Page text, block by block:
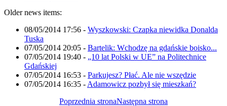
Older news items:
08/05/2014 17:56 - Wyszkowski: Czapka niewidka Donalda
Tuska
07/05/2014 20:05 - Bartelik: Wchodzę na gdańskie boisko...
07/05/2014 19:40 - „10 lat Polski w UE” na Politechnice
Gdańskiej
07/05/2014 16:53 - Parkujesz? Płać. Ale nie wszędzie
07/05/2014 16:35 - Adamowicz pozbył się mieszkań?
Poprzednia stronaNastępna strona